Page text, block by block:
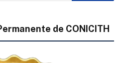
de CONICITH